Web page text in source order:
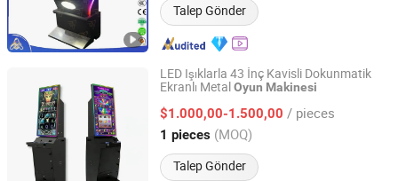
Talep Gönder
LED Işıklarla 43 İnç Kavisli Dokunmatik
Ekranlı MetalOyun Makinesi
$1.000,00-1.500,00 / pieces
1 pieces (MOQ)
Talep Gönder
Dongguan Cjtouch Electronic Co., Ltd
Guangdong, China Fiyat 2018